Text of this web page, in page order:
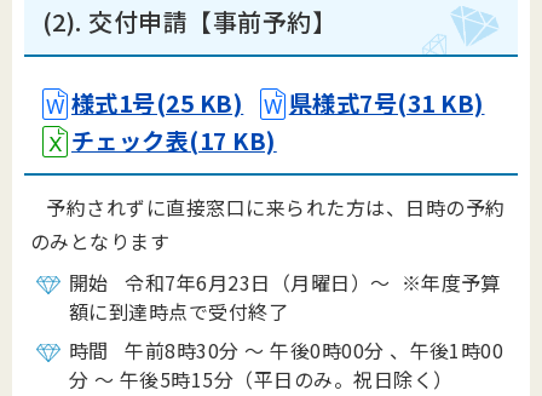
(2). 交付申請【事前予約】
様式1号(25 KB)
県様式7号(31 KB)
チェック表(17 KB)
予約されずに直接窓口に来られた方は、日時の予約
のみとなります
開始 令和7年6月23日（月曜日）～ ※年度予算
額に到達時点で受付終了
時間 午前8時30分 ～ 午後0時00分 、午後1時00
分 ～ 午後5時15分（平日のみ。祝日除く）